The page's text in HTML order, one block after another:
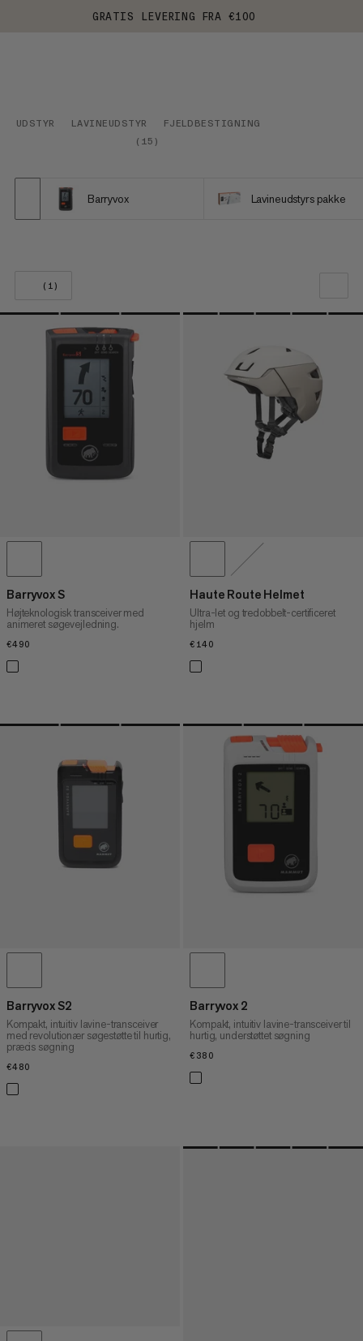
GRATIS LEVERING FRA €100
UDSTYR LAVINEUDSTYR
FJELDBESTIGNING
( 15 )
Barryvox Lavineudstyrs pakke
(1)
VORES ANBEFALING
PRIS LAV TIL HØJ
PRIS HØJ TIL LAV
HVAD ER NYT
VURDERING
Barryvox S
Højteknologisk transceiver med
animeret søgevejledning.
€490
Haute Route Helmet
Ultra-let og tredobbelt-certificeret
hjelm
€140
Barryvox S2
Kompakt, intuitiv lavine-transceiver
med revolutionær søgestøtte til hurtig,
præcis søgning
€480
Barryvox 2
Kompakt, intuitiv lavine-transceiver til
hurtig, understøttet søgning
€380